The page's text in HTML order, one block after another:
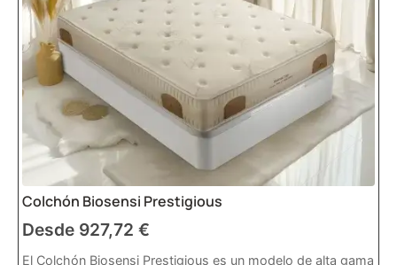
Colchón Biosensi Prestigious
Desde 927,72 €
El Colchón Biosensi Prestigious es un modelo de alta gama